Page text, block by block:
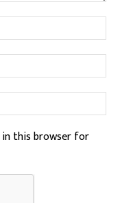
in this browser for